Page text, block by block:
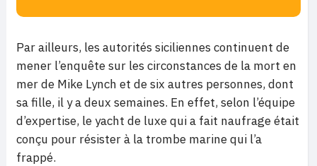
Par ailleurs, les autorités siciliennes continuent de
mener l’enquête sur les circonstances de la mort en
mer de Mike Lynch et de six autres personnes, dont
sa fille, il y a deux semaines. En effet, selon l’équipe
d’expertise, le yacht de luxe qui a fait naufrage était
conçu pour résister à la trombe marine qui l’a
frappé.